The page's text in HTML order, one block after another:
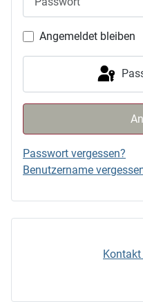
Angemeldet bleiben
Passwort vergessen?
Benutzername
Kontakt